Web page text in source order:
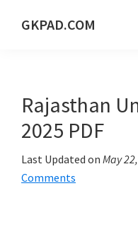
GKPAD.COM
PORTAL
Rajasthan
2025 PDF
Last Updated on May
Comments